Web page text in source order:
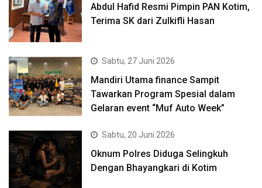
Abdul Hafid Resmi Pimpin PAN Kotim,
Terima SK dari Zulkifli Hasan
Sabtu, 27 Juni 2026
Mandiri Utama finance Sampit
Tawarkan Program Spesial dalam
Gelaran event “Muf Auto Week”
Sabtu, 20 Juni 2026
Oknum Polres Diduga Selingkuh
Dengan Bhayangkari di Kotim